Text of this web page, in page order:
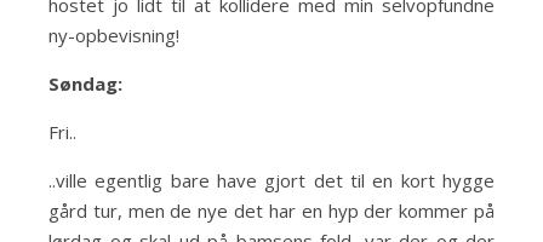
hostet jo lidt til at kollidere med min selvopfundne
ny-opbevisning!
Søndag:
Fri..
..ville egentlig bare have gjort det til en kort hygge
gård tur, men de nye det har en hyp der kommer på